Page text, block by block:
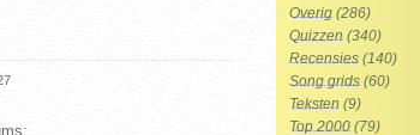
Overig (286)
Quizzen (340)
Recensies (140)
Song grids (60)
Teksten (9)
Top 2000 (79)